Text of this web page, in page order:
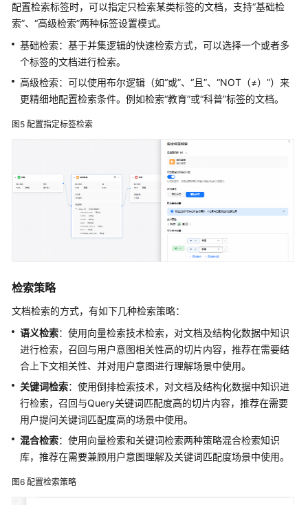
知
检
索
节
配
应
用
组
件
库
模
型
管
理
使
配置检索标签时，可以指定只检索某类标签的文档，支持“基础检
索”、“高级检索”两种标签设置模式。
基础检索：基于并集逻辑的快速检索方式，可以选择一个或者多
个标签的文档进行检索。
高级检索：可以使用布尔逻辑（如“或”、“且”、“NOT（≠）”）来
更精细地配置检索条件。例如检索“教育”或“科普”标签的文档。
图5 配置指定标签检索
检索策略
文档检索的方式，有如下几种检索策略：
语义检索：使用向量检索技术检索，对文档及结构化数据中知识
进行检索，召回与用户意图相关性高的切片内容，推荐在需要结
合上下文相关性、并对用户意图进行理解场景中使用。
关键词检索：使用倒排检索技术，对文档及结构化数据中知识进
行检索，召回与Query关键词匹配度高的切片内容，推荐在需要
用户提问关键词匹配度高的场景中使用。
混合检索：使用向量检索和关键词检索两种策略混合检索知识
库，推荐在需要兼顾用户意图理解及关键词匹配度场景中使用。
图6 配置检索策略